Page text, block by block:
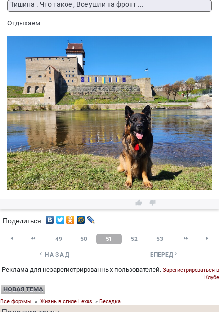
Тишина . Что такое , Все ушли на фронт ...
Отдыхаем
 
Поделиться
  49 50 51 52 53  
 НАЗАД ВПЕРЕД 
Реклама для незарегистрированных пользователей. Зарегистрироваться в
Клубе
НОВАЯ ТЕМА
Все форумы » Жизнь в стиле Lexus » Беседка